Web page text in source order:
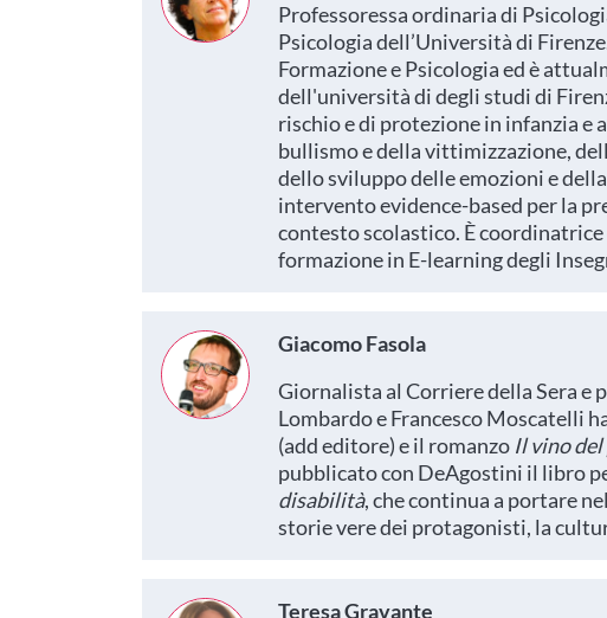
Professoressa ordinaria di
Psicologia dell’Università di
Formazione e Psicologia ed è
dell'università di degli studi di
rischio e di protezione in infanzia e
bullismo e della vittimizzazione,
dello sviluppo delle emozioni e
intervento evidence-based per la
contesto scolastico. È
formazione in E-learning degli
Giacomo Fasola
Giornalista al Corriere della Sera e
Lombardo e Francesco Moscatelli
(add editore) e il romanzo Il vino del
pubblicato con DeAgostini il libro
disabilità, che continua a portare
storie vere dei protagonisti, la
Teresa Gravante